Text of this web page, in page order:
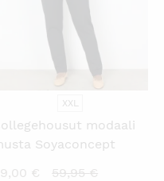
XXL
modaali
Soyaconcept
€
Nykyinen
59,95€